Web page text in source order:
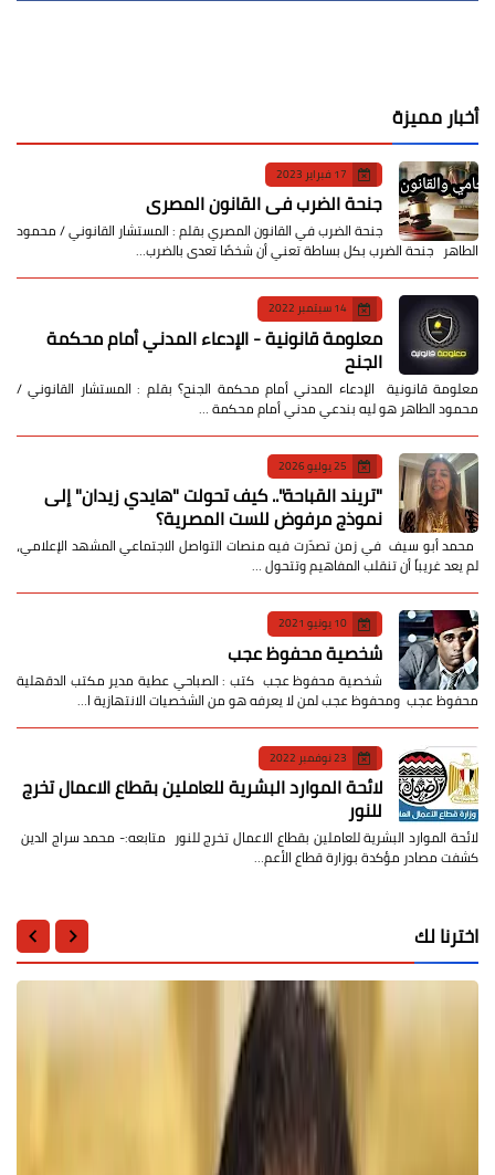
أخبار مميزة
17 فبراير 2023
جنحة الضرب في القانون المصري
جنحة الضرب في القانون المصري بقلم : المستشار القانوني / محمود
الطاهر جنحة الضرب بكل بساطة تعني أن شخصًا تعدى بالضرب…
14 سبتمبر 2022
معلومة قانونية - الإدعاء المدني أمام محكمة
الجنح
معلومة قانونية الإدعاء المدني أمام محكمة الجنح؟ بقلم : المستشار القانوني /
محمود الطاهر هو ليه بندعي مدني أمام محكمة …
25 يوليو 2026
​"تريند القباحة".. كيف تحولت "هايدي زيدان" إلى
نموذج مرفوض للست المصرية؟
​ محمد أبو سيف ​في زمن تصدّرت فيه منصات التواصل الاجتماعي المشهد الإعلامي،
لم يعد غريباً أن تنقلب المفاهيم وتتحول …
10 يونيو 2021
شخصية محفوظ عجب
شخصية محفوظ عجب كتب : الصباحي عطية مدير مكتب الدقهلية
محفوظ عجب ومحفوظ عجب لمن لا يعرفه هو من الشخصيات الانتهازية ا…
23 نوفمبر 2022
لائحة الموارد البشرية للعاملين بقطاع الاعمال تخرج
للنور
لائحة الموارد البشرية للعاملين بقطاع الاعمال تخرج للنور متابعه:- محمد سراج الدين
كشفت مصادر مؤكدة بوزارة قطاع الأعم…
اخترنا لك